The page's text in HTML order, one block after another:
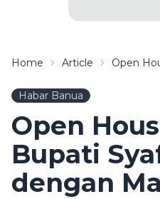
Home Article Open
Habar Banua
Open
Bupati
dengan